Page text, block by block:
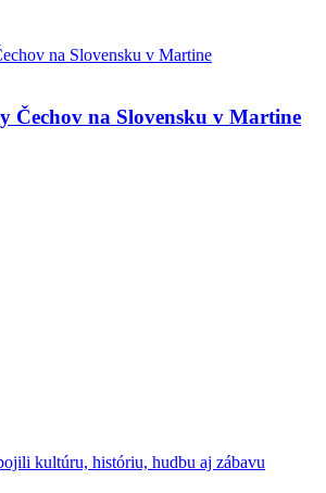
Čechov na Slovensku v Martine